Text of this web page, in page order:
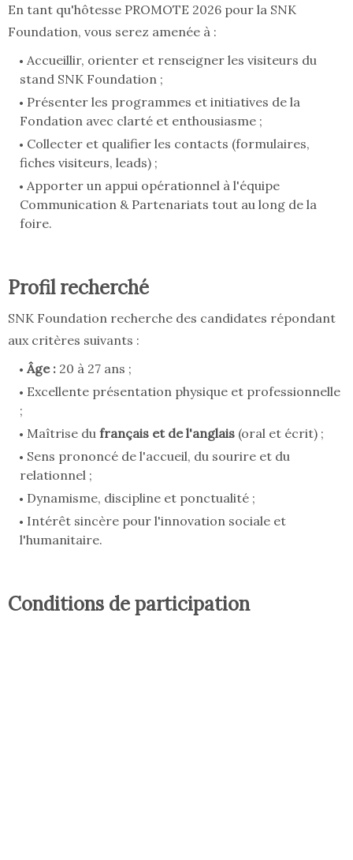
En tant qu'hôtesse PROMOTE 2026 pour la SNK
Foundation, vous serez amenée à :
Accueillir, orienter et renseigner les visiteurs du
stand SNK Foundation ;
Présenter les programmes et initiatives de la
Fondation avec clarté et enthousiasme ;
Collecter et qualifier les contacts (formulaires,
fiches visiteurs, leads) ;
Apporter un appui opérationnel à l'équipe
Communication & Partenariats tout au long de la
foire.
Profil recherché
SNK Foundation recherche des candidates répondant
aux critères suivants :
Âge : 20 à 27 ans ;
Excellente présentation physique et professionnelle
;
Maîtrise du français et de l'anglais (oral et écrit) ;
Sens prononcé de l'accueil, du sourire et du
relationnel ;
Dynamisme, discipline et ponctualité ;
Intérêt sincère pour l'innovation sociale et
l'humanitaire.
Conditions de participation